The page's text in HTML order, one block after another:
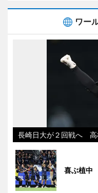
ワー
長崎日大が２回戦へ 高
喜ぶ植中